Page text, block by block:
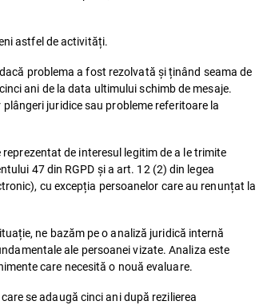
astfel de activități.
problema a fost rezolvată și ținând seama de
ani de la data ultimului schimb de mesaje.
juridice sau probleme referitoare la
de interesul legitim de a le trimite
47 din RGPD și a art. 12 (2) din legea
cu excepția persoanelor care au renunțat la
ne bazăm pe o analiză juridică internă
ale persoanei vizate. Analiza este
care necesită o nouă evaluare.
se adaugă cinci ani după rezilierea